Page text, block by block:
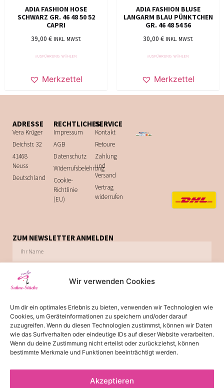
Wir verwenden Cookies
Um dir ein optimales Erlebnis zu bieten, verwenden wir Technologien wie
Cookies, um Geräteinformationen zu speichern und/oder darauf
zuzugreifen. Wenn du diesen Technologien zustimmst, können wir Daten
wie das Surfverhalten oder eindeutige IDs auf dieser Website verarbeiten.
Wenn du deine Zustimmung nicht erteilst oder zurückziehst, können
bestimmte Merkmale und Funktionen beeinträchtigt werden.
Akzeptieren
ADIA FASHION HOSE
SCHWARZ GR. 46 48 50 52
CAPRI
39,00 € INKL. MWST.
AUSFÜHRUNG WÄHLEN
Merkzettel
ADIA FASHION BLUSE
LANGARM BLAU PÜNKTCHEN
GR. 46 48 54 56
30,00 € INKL. MWST.
AUSFÜHRUNG WÄHLEN
Merkzettel
ADRESSE
Vera Krüger
Deichstr. 32
41468
Neuss
Deutschland
RECHTLICHES
Impressum
AGB
Datenschutz
Widerrufsbelehrung
Cookie-
Richtlinie
(EU)
SERVICE
Kontakt
Retoure
Zahlung
und
Versand
Vertrag
widerrufen
ZUM NEWSLETTER ANMELDEN
Angebote per E-Mail informiert werden. Diese Einwilligung kann jederzeit via E-Mail
widerrufen werden.
JETZT ABONNIEREN
Die Lieferzeit von 2-3 Tagen gilt für Lieferungen innerhalb